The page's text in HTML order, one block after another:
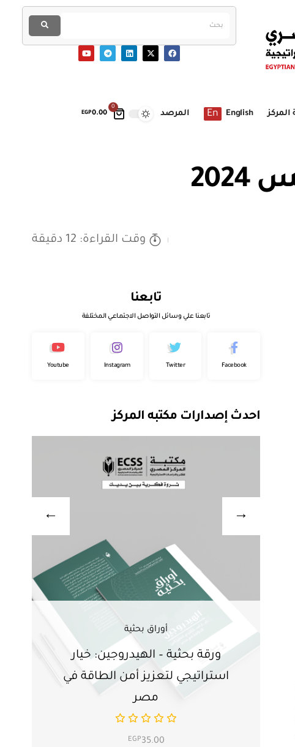
0
EGP0.00 المركز English
En المرصد
وقت القراءة: 12 دقيقة
تابعنا
تابعنا علي وسائل التواصل الاجتماعي المختلفة
Facebook
Twitter
Instagram
Youtube
احدث إصدارات مكتبه المركز
أوراق بحثية
ورقة بحثية – الهيدروجين: خيار
استراتيجي لتعزيز أمن الطاقة في
مصر
EGP35.00